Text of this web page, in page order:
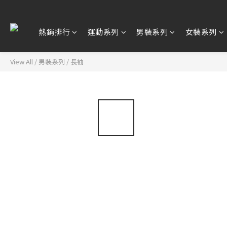
熱銷排行 運動系列 男裝系列 女裝系列
View All / 男裝系列 / 長袖